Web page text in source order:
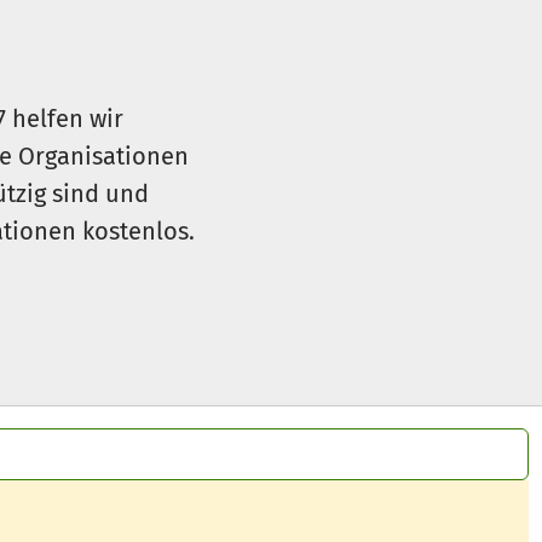
helfen wir
Organisationen
sind und
kostenlos.